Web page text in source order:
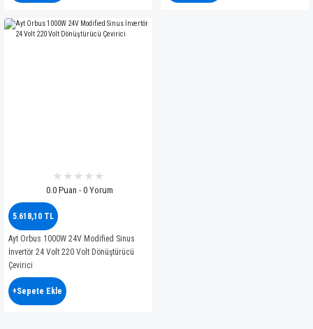
0.0 Puan - 0 Yorum
5.618,10 TL
Ayt Orbus 1000W 24V Modified Sinus
İnvertör 24 Volt 220 Volt Dönüştürücü
Çevirici
+Sepete Ekle